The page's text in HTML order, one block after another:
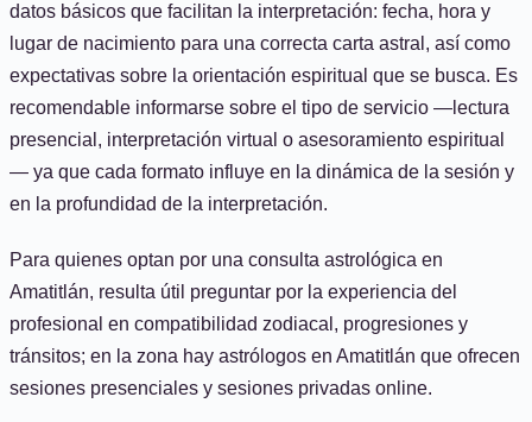
datos básicos que facilitan la interpretación: fecha, hora y
lugar de nacimiento para una correcta carta astral, así como
expectativas sobre la orientación espiritual que se busca. Es
recomendable informarse sobre el tipo de servicio —lectura
presencial, interpretación virtual o asesoramiento espiritual
— ya que cada formato influye en la dinámica de la sesión y
en la profundidad de la interpretación.
Para quienes optan por una consulta astrológica en
Amatitlán, resulta útil preguntar por la experiencia del
profesional en compatibilidad zodiacal, progresiones y
tránsitos; en la zona hay astrólogos en Amatitlán que ofrecen
sesiones presenciales y sesiones privadas online.